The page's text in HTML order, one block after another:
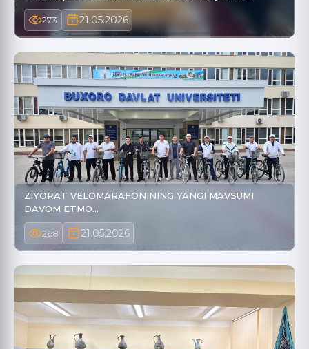
273 21.05.2026
ZIYORAT VELOMARAFONINING YANGI MAVSUMI
DAVOM ETMO…
268 21.05.2026